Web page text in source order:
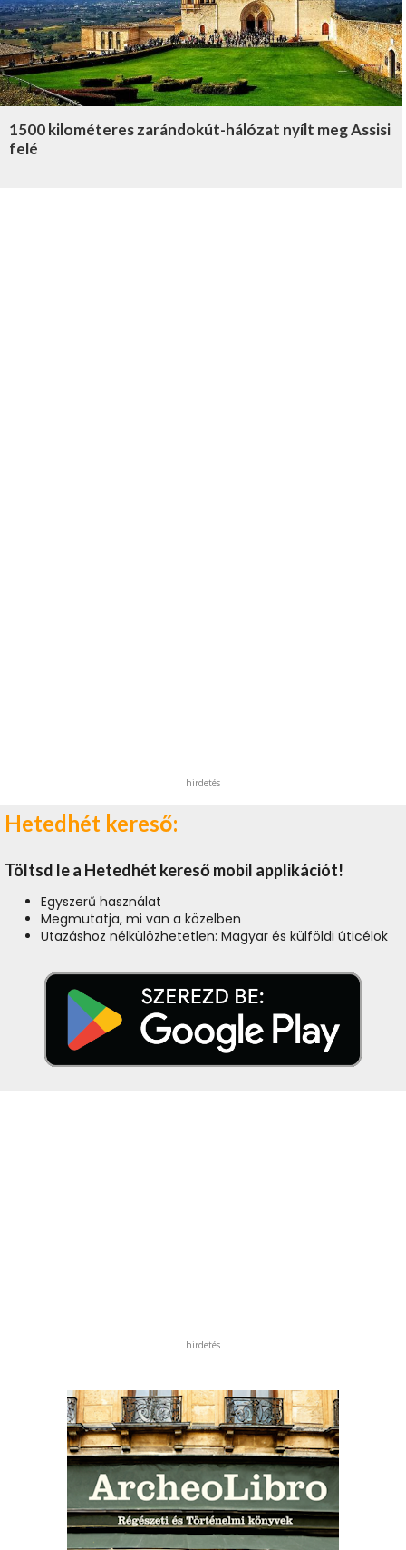
1500 kilométeres zarándokút-hálózat nyílt meg Assisi
felé
hirdetés
Hetedhét kereső:
Töltsd le a Hetedhét kereső mobil applikációt!
Egyszerű használat
Megmutatja, mi van a közelben
Utazáshoz nélkülözhetetlen: Magyar és külföldi úticélok
hirdetés